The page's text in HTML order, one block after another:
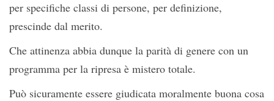
per specifiche classi di persone, per definizione,
prescinde dal merito.
Che attinenza abbia dunque la parità di genere con un
programma per la ripresa è mistero totale.
Può sicuramente essere giudicata moralmente buona cosa